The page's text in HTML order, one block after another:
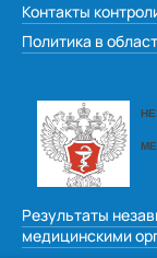
Контакты
Политика в
Результаты
медицинскими